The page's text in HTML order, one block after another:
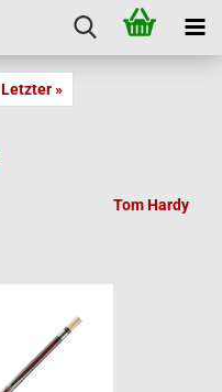
Letzter »
Tom Hardy